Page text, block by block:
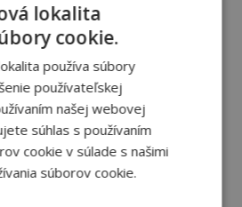
Slovensko-Exkluzív
Bárta Vladimír
Vypredané
lokalita
cookie.
používa súbory
používateľskej
našej webovej
súhlas s používaním
cookie v súlade s našimi
súborov cookie.